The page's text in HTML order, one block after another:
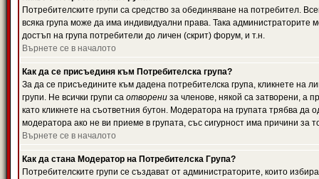
Потребителските групи са средство за обединяване на потребител.
всяка група може да има индивидуални права. Така
достъп на група потребители до личен (скрит) форум, и т.н.
Върнете се в началото
Как да се присъединя към Потребителска група?
За да се присъедините към дадена потребителска група, кликнете на
групи. Не всички групи са отворени за членове, някой са затворени, а
като кликнете на съответния бутон. Модератора на групата трябва
модератора ако не ви приеме в групата, със сигурност има причини за
Върнете се в началото
Как да стана Модератор на Потребителска Група?
Потребителските групи се създават от администраторите, които